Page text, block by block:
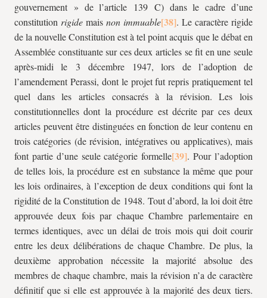
gouvernement » de l’article 139 C) dans le cadre d’une
constitution rigide mais non immuable
. Le caractère rigide
de la nouvelle Constitution est à tel point acquis que le débat en
Assemblée constituante sur ces deux articles se fit en une seule
après-midi le 3 décembre 1947, lors de l’adoption de
l’amendement Perassi, dont le projet fut repris pratiquement tel
quel dans les articles consacrés à la révision. Les lois
constitutionnelles dont la procédure est décrite par ces deux
articles peuvent être distinguées en fonction de leur contenu en
trois catégories (de révision, intégratives ou applicatives), mais
font partie d’une seule catégorie formelle
. Pour l’adoption
de telles lois, la procédure est en substance la même que pour
les lois ordinaires, à l’exception de deux conditions qui font la
rigidité de la Constitution de 1948. Tout d’abord, la loi doit être
approuvée deux fois par chaque Chambre parlementaire en
termes identiques, avec un délai de trois mois qui doit courir
entre les deux délibérations de chaque Chambre. De plus, la
deuxième approbation nécessite la majorité absolue des
membres de chaque chambre, mais la révision n’a de caractère
définitif que si elle est approuvée à la majorité des deux tiers.